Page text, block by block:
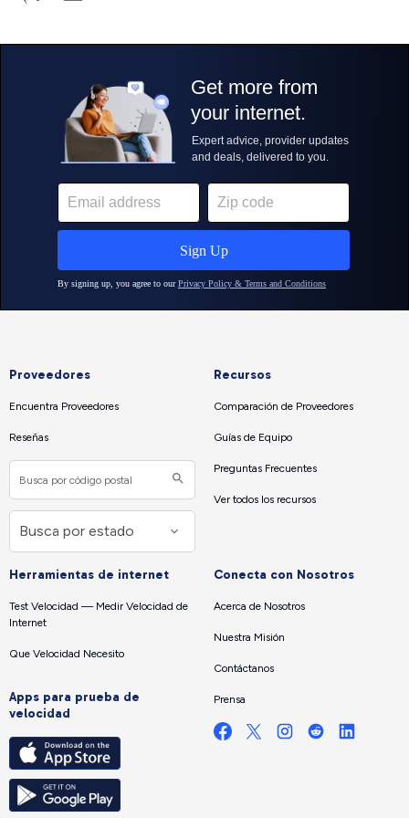
Proveedores
Encuentra Proveedores
Reseñas
Recursos
Comparación de Proveedores
Guías de Equipo
Preguntas Frecuentes
Ver todos los recursos
Herramientas de internet
Test Velocidad — Medir Velocidad de
Internet
Que Velocidad Necesito
Apps para prueba de
velocidad
Conecta con Nosotros
Acerca de Nosotros
Nuestra Misión
Contáctanos
Prensa